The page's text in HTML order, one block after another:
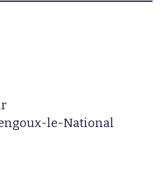
le-National